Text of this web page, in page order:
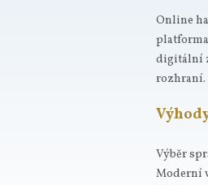
Online
platforma
digitální
rozhraní.
Výběr
Moderní